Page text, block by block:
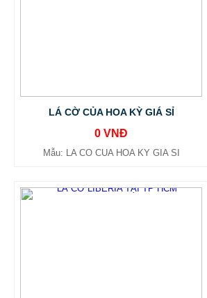
LÁ CỜ CỦA HOA KỲ GIÁ SỈ
0 VNĐ
Mẫu: LA CO CUA HOA KY GIA SI